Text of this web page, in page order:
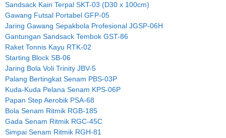
Sandsack Kain Terpal SKT-03 (D30 x 100cm)
Gawang Futsal Portabel GFP-05
Jaring Gawang Sepakbola Profesional JGSP-06H
Gantungan Sandsack Tembok GST-86
Raket Tonnis Kayu RTK-02
Starting Block SB-06
Jaring Bola Voli Trinity JBV-5
Palang Bertingkat Senam PBS-03P
Kuda-Kuda Pelana Senam KPS-06P
Papan Step Aerobik PSA-68
Bola Senam Ritmik RGB-185
Gada Senam Ritmik RGC-45C
Simpai Senam Ritmik RGH-81